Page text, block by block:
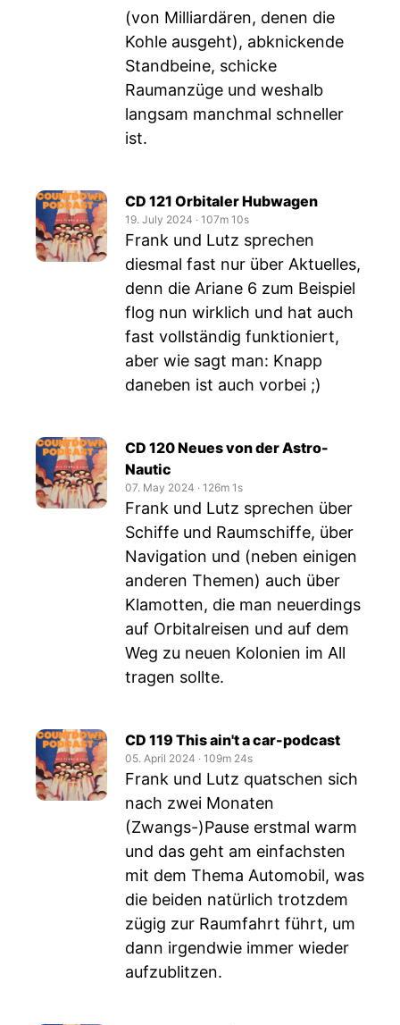
(von Milliardären, denen die
Kohle ausgeht), abknickende
Standbeine, schicke
Raumanzüge und weshalb
langsam manchmal schneller
ist.
CD 121 Orbitaler Hubwagen
19. July 2024 ‧ 107m 10s
Frank und Lutz sprechen
diesmal fast nur über Aktuelles,
denn die Ariane 6 zum Beispiel
flog nun wirklich und hat auch
fast vollständig funktioniert,
aber wie sagt man: Knapp
daneben ist auch vorbei ;)
CD 120 Neues von der Astro-
Nautic
07. May 2024 ‧ 126m 1s
Frank und Lutz sprechen über
Schiffe und Raumschiffe, über
Navigation und (neben einigen
anderen Themen) auch über
Klamotten, die man neuerdings
auf Orbitalreisen und auf dem
Weg zu neuen Kolonien im All
tragen sollte.
CD 119 This ain't a car-podcast
05. April 2024 ‧ 109m 24s
Frank und Lutz quatschen sich
nach zwei Monaten
(Zwangs-)Pause erstmal warm
und das geht am einfachsten
mit dem Thema Automobil, was
die beiden natürlich trotzdem
zügig zur Raumfahrt führt, um
dann irgendwie immer wieder
aufzublitzen.